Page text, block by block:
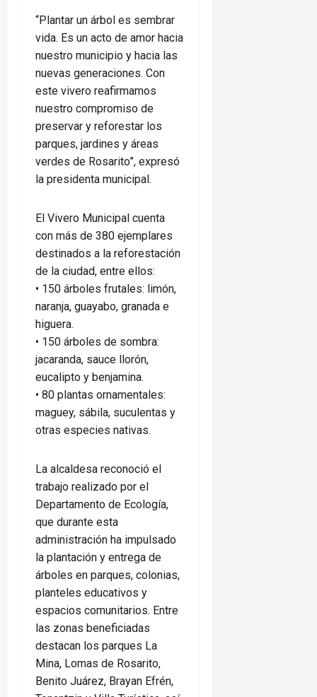
“Plantar un árbol es sembrar
vida. Es un acto de amor hacia
nuestro municipio y hacia las
nuevas generaciones. Con
este vivero reafirmamos
nuestro compromiso de
preservar y reforestar los
parques, jardines y áreas
verdes de Rosarito”, expresó
la presidenta municipal.
El Vivero Municipal cuenta
con más de 380 ejemplares
destinados a la reforestación
de la ciudad, entre ellos:
• 150 árboles frutales: limón,
naranja, guayabo, granada e
higuera.
• 150 árboles de sombra:
jacaranda, sauce llorón,
eucalipto y benjamina.
• 80 plantas ornamentales:
maguey, sábila, suculentas y
otras especies nativas.
La alcaldesa reconoció el
trabajo realizado por el
Departamento de Ecología,
que durante esta
administración ha impulsado
la plantación y entrega de
árboles en parques, colonias,
planteles educativos y
espacios comunitarios. Entre
las zonas beneficiadas
destacan los parques La
Mina, Lomas de Rosarito,
Benito Juárez, Brayan Efrén,